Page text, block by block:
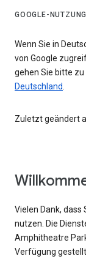
GOOGLE-
Wenn Sie in
von Google
gehen Sie bitte zu
Deutschland.
Zuletzt geändert
Vielen Dank, dass
nutzen. Die
Amphitheatre
Verfügung